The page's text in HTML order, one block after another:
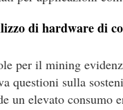
di hardware di
per il mining
questioni sulla
un elevato consumo